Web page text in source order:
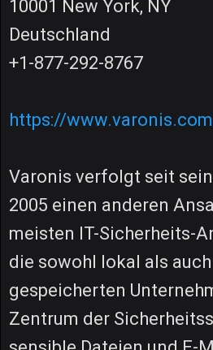
10001 New York, NY
Deutschland
+1-877-292-8767
https://
Varonis verfolgt seit
2005 einen anderen
meisten IT-Sicherheits-
die sowohl lokal als
gespeicherten
Zentrum der